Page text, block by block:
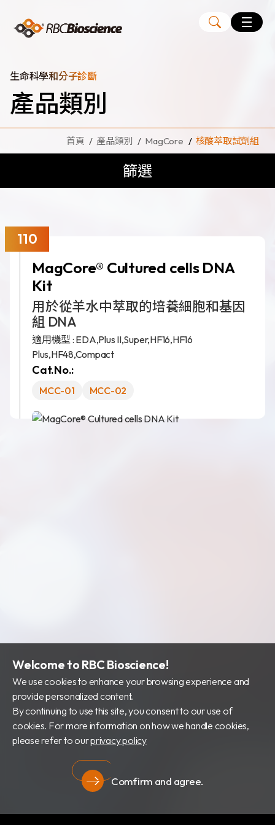
Language
MagCore
自動化核酸純化萃取儀
核酸萃取試劑組
Large Volume Kits
新聞分享
最新公告
展覽活動
隱私權政策
生命科學和分子診斷
產品類別
首頁 產品類別 MagCore 核酸萃取試劑組
篩選
110
MagCore® Cultured cells DNA
Kit
用於從羊水中萃取的培養細胞和基因
組 DNA
適用機型 : EDA,Plus II,Super,HF16,HF16
Plus,HF48,Compact
Cat.No.:
MCC-01 MCC-02
Welcome to RBC Bioscience!
We use cookies to enhance your browsing experience and
provide personalized content.
By continuing to use this site, you consent to our use of
cookies. For more information on how we handle cookies,
please refer to ourprivacy policy
Comfirm and agree.